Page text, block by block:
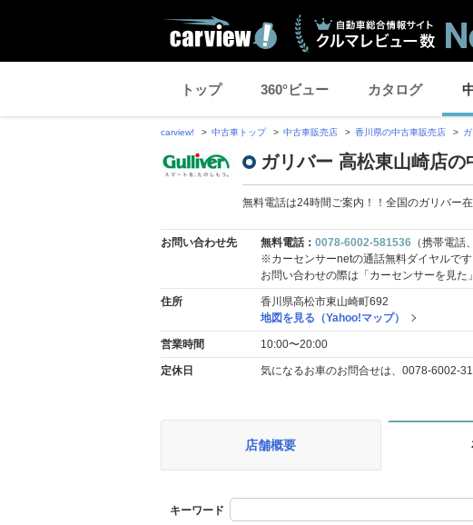
トップ 360°ビュー カタログ
carview! 中古車トップ 中古車販売店 香川県の中古車販売店
ガリバー 高松東山崎店の
無料電話は24時間ご案内！！全国のガリバー
お問い合わせ先 無料電話： 0078-6002-581536 （携帯電話
※カーセンサーnetの通話無料ダイヤルです
お問い合わせの際は「カーセンサーを見た
住所
香川県高松市東山崎町692
地図を見る（Yahoo!マップ）
営業時間 10:00〜20:00
定休日 気になるお車のお問合せは、0078-6002-
店舗概要
キーワード